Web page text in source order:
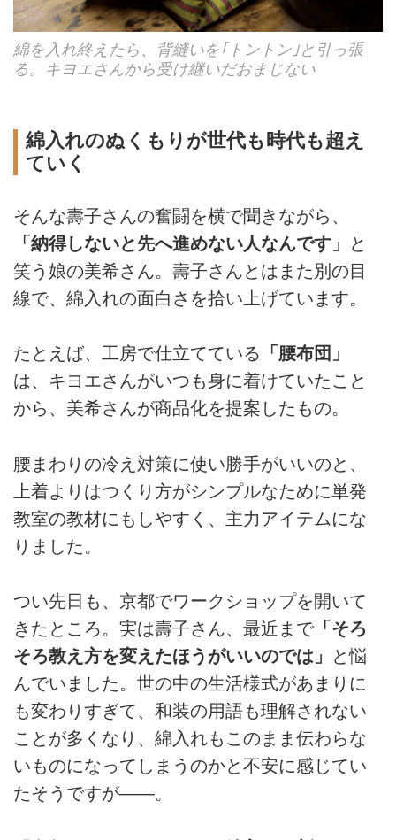
綿を入れ終えたら、背縫いを｢トントン｣と引っ張
る。キヨエさんから受け継いだおまじない
綿入れのぬくもりが世代も時代も超え
ていく
そんな壽子さんの奮闘を横で聞きながら、
「納得しないと先へ進めない人なんです」
と
笑う娘の美希さん。壽子さんとはまた別の目
線で、綿入れの面白さを拾い上げています。
たとえば、工房で仕立てている 「腰布団」
は、キヨエさんがいつも身に着けていたこと
から、美希さんが商品化を提案したもの。
腰まわりの冷え対策に使い勝手がいいのと、
上着よりはつくり方がシンプルなために単発
教室の教材にもしやすく、主力アイテムにな
りました。
つい先日も、京都でワークショップを開いて
きたところ。実は壽子さん、最近まで「そろ
そろ教え方を変えたほうがいいのでは」
と悩
んでいました。世の中の生活様式があまりに
も変わりすぎて、和装の用語も理解されない
ことが多くなり、綿入れもこのまま伝わらな
いものになってしまうのかと不安に感じてい
たそうですが――。